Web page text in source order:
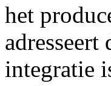
het
integratie